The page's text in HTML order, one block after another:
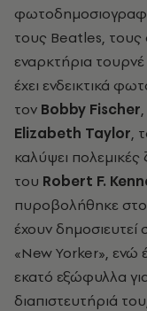
τους Beatles, τους
εναρκτήρια
έχει ενδεικτικά
τον Bobby Fischer
Elizabeth Taylor,
καλύψει
του Robert F.
πυροβολήθηκε στο
έχουν
«New Yorker», ενώ
εκατό εξώφυλλα
διαπιστευτήριά